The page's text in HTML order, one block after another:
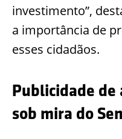
investimento”,
a importância de
esses cidadãos.
Publicidade de
sob mira do